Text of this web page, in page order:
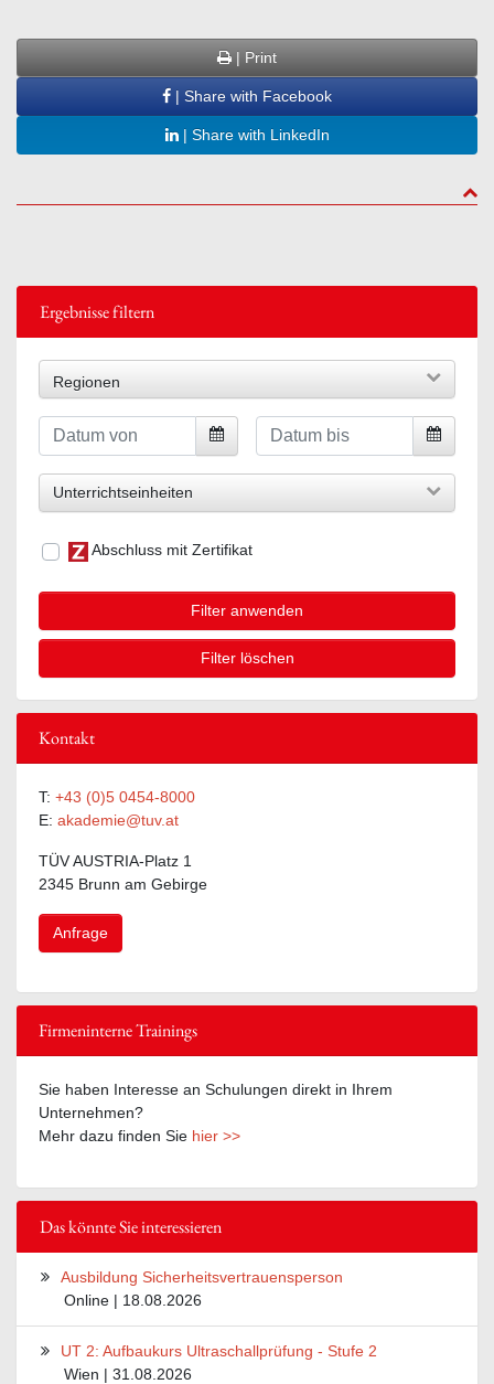
| Print
| Share with Facebook
| Share with LinkedIn
to
Ergebnisse filtern
Regionen
Unterrichtseinheiten
Abschluss mit Zertifikat
Filter anwenden
Filter löschen
Kontakt
T: +43 (0)5 0454-8000
E: akademie@tuv.at
TÜV AUSTRIA-Platz 1
2345 Brunn am Gebirge
Anfrage
Firmeninterne Trainings
Sie haben Interesse an Schulungen direkt in Ihrem
Unternehmen?
Mehr dazu finden Sie hier >>
Das könnte Sie interessieren
Ausbildung Sicherheitsvertrauensperson
Online | 18.08.2026
UT 2: Aufbaukurs Ultraschallprüfung - Stufe 2
Wien | 31.08.2026